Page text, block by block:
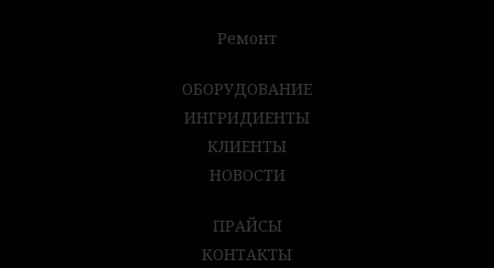
Ремонт
ОБОРУДОВАНИЕ
ИНГРИДИЕНТЫ
КЛИЕНТЫ
НОВОСТИ
ПРАЙСЫ
КОНТАКТЫ